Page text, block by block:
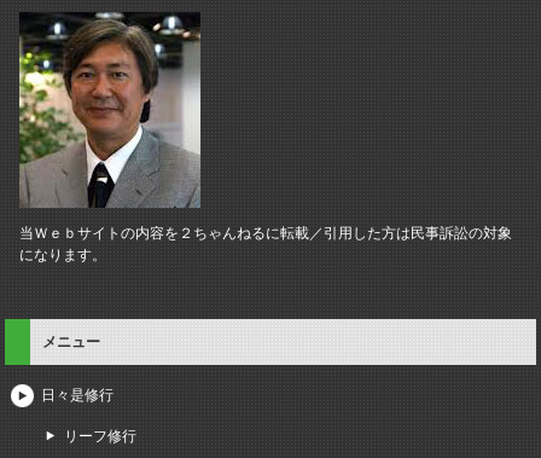
当Ｗｅｂサイトの内容を２ちゃんねるに転載／引用した方は民事訴訟の対象
になります。
メニュー
日々是修行
リーフ修行